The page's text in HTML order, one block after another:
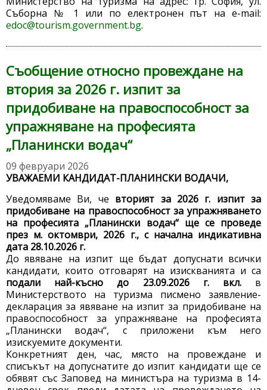
Съборна № 1 или по електронен път на e-mail:
edoc@tourism.government.bg.
Съобщение относно провеждане на
втория за 2026 г. изпит за
придобиване на правоспособност за
упражняване на професията
„Планински водач“
09 февруари 2026
УВАЖАЕМИ КАНДИДАТ-ПЛАНИНСКИ ВОДАЧИ,
Уведомяваме Ви, че вторият за 2026 г. изпит за
придобиване на правоспособност за упражняването
на професията „Планински водач“ ще се проведе
през м. октомври, 2026 г., с начална индикативна
дата 28.10.2026 г.
До явяване на изпит ще бъдат допуснати всички
кандидати, които отговарят на изискванията и са
подали най-късно до 23.09.2026 г. вкл.в
Министерството на туризма писмено заявление-
декларация за явяване на изпит за придобиване на
правоспособност за упражняване на професията
„Планински водач“, с приложени към него
изискуемите документи.
Конкретният ден, час, място на провеждане и
списъкът на допуснатите до изпит кандидати ще се
обявят със Заповед на министъра на туризма в 14-